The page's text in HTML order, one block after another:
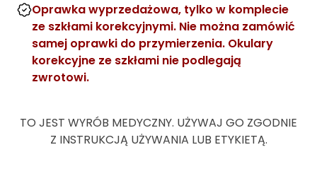
Oprawka wyprzedażowa, tylko w komplecie
ze szkłami korekcyjnymi. Nie można zamówić
samej oprawki do przymierzenia. Okulary
korekcyjne ze szkłami nie podlegają
zwrotowi.
TO JEST WYRÓB MEDYCZNY. UŻYWAJ GO ZGODNIE
Z INSTRUKCJĄ UŻYWANIA LUB ETYKIETĄ.